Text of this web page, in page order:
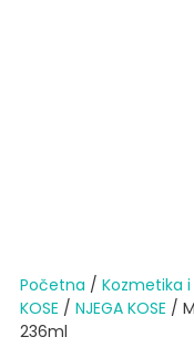
Početna / Kozmetika
KOSE / NJEGA KOSE /
236ml